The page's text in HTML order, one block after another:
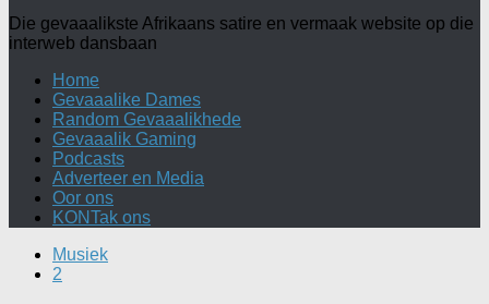
Die gevaaalikste Afrikaans satire en vermaak website op die
interweb dansbaan
Home
Gevaaalike Dames
Random Gevaaalikhede
Gevaaalik Gaming
Podcasts
Adverteer en Media
Oor ons
KONTak ons
Musiek
2